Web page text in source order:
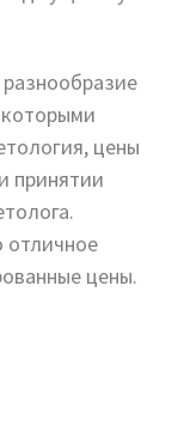
цены
принятии
отличное
цены.